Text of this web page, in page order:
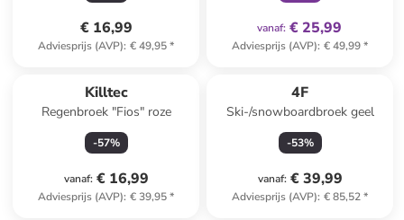
€ 16,99
Adviesprijs (AVP): € 49,95*
vanaf: € 25,99
Adviesprijs (AVP): € 49,99*
Killtec
Regenbroek "Fios" roze
-57%
vanaf: € 16,99
Adviesprijs (AVP): € 39,95*
4F
Ski-/snowboardbroek geel
-53%
vanaf: € 39,99
Adviesprijs (AVP): € 85,52*